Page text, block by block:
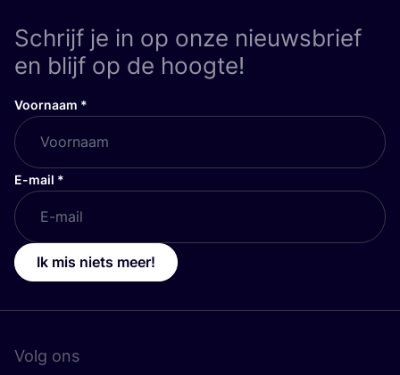
Schrijf je in op onze nieuwsbrief
en blijf op de hoogte!
Voornaam *
E-mail *
Ik mis niets meer!
Volg ons